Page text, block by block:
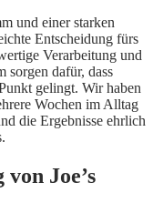
und einer starken
Entscheidung fürs
Verarbeitung und
sorgen dafür, dass
gelingt. Wir haben
Wochen im Alltag
die Ergebnisse ehrlich
Joe’s